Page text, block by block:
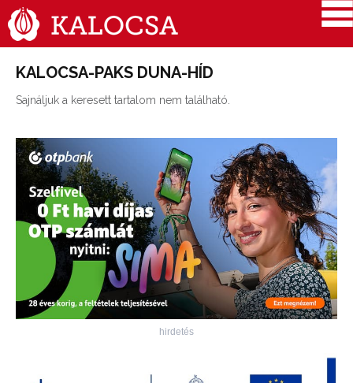
KALOCSA-PAKS DUNA-HÍD
Sajnáljuk a keresett tartalom nem található.
hirdetés